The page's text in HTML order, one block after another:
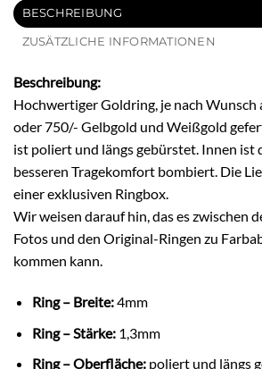
BESCHREIBUNG
ZUSÄTZLICHE INFORMATIONEN
Beschreibung:
Hochwertiger Goldring, je nach Wunsch
oder 750/- Gelbgold und Weißgold
ist poliert und längs gebürstet. Innen ist
besseren Tragekomfort bombiert. Die
einer exklusiven Ringbox.
Wir weisen darauf hin, das es zwischen
Fotos und den Original-Ringen zu
kommen kann.
Ring – Breite:4mm
Ring – Stärke:1,3mm
Ring – Oberfläche:poliert und längs